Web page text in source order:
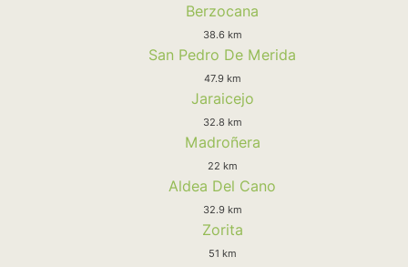
Berzocana
38.6 km
San Pedro De Merida
47.9 km
Jaraicejo
32.8 km
Madroñera
22 km
Aldea Del Cano
32.9 km
Zorita
51 km